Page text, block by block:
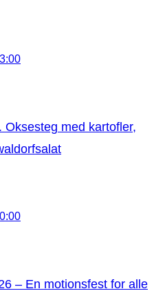
med kartofler,
– En motionsfest for alle